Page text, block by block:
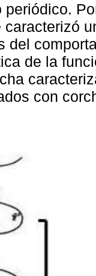
periódico.
caracterizó
del
de la
con